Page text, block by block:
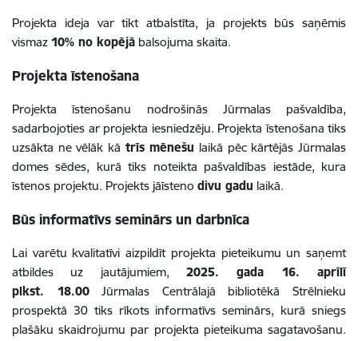
Projekta ideja var tikt atbalstīta, ja projekts būs saņēmis
vismaz 10% no kopējā balsojuma skaita.
Projekta īstenošana
Projekta īstenošanu nodrošinās Jūrmalas pašvaldība,
sadarbojoties ar projekta iesniedzēju. Projekta īstenošana tiks
uzsākta ne vēlāk kā trīs mēnešu laikā pēc kārtējās Jūrmalas
domes sēdes, kurā tiks noteikta pašvaldības iestāde, kura
īstenos projektu. Projekts jāīsteno divu gadu laikā.
Būs informatīvs seminārs un darbnīca
Lai varētu kvalitatīvi aizpildīt projekta pieteikumu un saņemt
atbildes uz jautājumiem, 2025. gada 16. aprīlī
plkst. 18.00Jūrmalas Centrālajā bibliotēkā Strēlnieku
prospektā 30 tiks rīkots informatīvs seminārs, kurā sniegs
plašāku skaidrojumu par projekta pieteikuma sagatavošanu.